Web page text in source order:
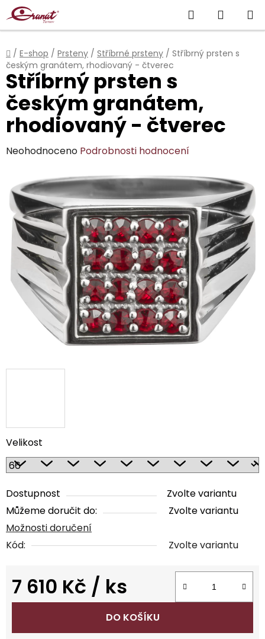
Přejít
na
obsah
Hledat
KOŠÍK
Domů
/ E-shop / Prsteny / Stříbrné prsteny / Stříbrný prsten s
českým granátem, rhodiovaný - čtverec
Velikost
Dostupnost
Zvolte variantu
Můžeme doručit do:
Zvolte variantu
Možnosti doručení
Kód:
Zvolte variantu
7 610 Kč / ks
Měrná cena:
DO KOŠÍKU
Stříbrný prsten s
českým granátem,
rhodiovaný - čtverec
Průměrné
produktu
je
0,0
hvězdiček.
Neohodnoceno Podrobnosti hodnocení